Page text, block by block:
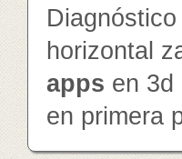
horizontal
apps en 3d
en primera